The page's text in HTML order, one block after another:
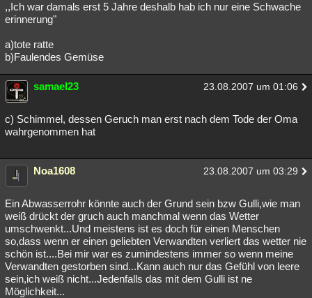
,,Ich war damals erst 5 Jahre deshalb hab ich nur eine Schwache
erinnerung"
a)tote ratte
b)Faulendes Gemüse
samael23 23.08.2007 um 01:06
c) Schimmel, dessen Geruch man erst nach dem Tode der Oma
wahrgenommen hat
Noa1608 23.08.2007 um 03:29
Ein Abwasserrohr könnte auch der Grund sein bzw Gulli,wie man
weiß drückt der gruch auch manchmal wenn das Wetter
umschwenkt...Und meistens ist es doch für einen Menschen
so,dass wenn er einen geliebten Verwandten verliert das wetter nie
schön ist....Bei mir war es zumindestens immer so wenn meine
Verwandten gestorben sind...Kann auch nur das Gefühl von leere
sein,ich weiß nicht...Jedenfalls das mit dem Gulli ist ne
Möglichkeit...